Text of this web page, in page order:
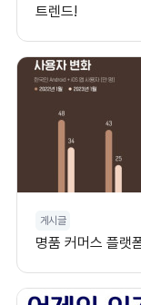
트렌드!
게시글
명품 커머스 플랫